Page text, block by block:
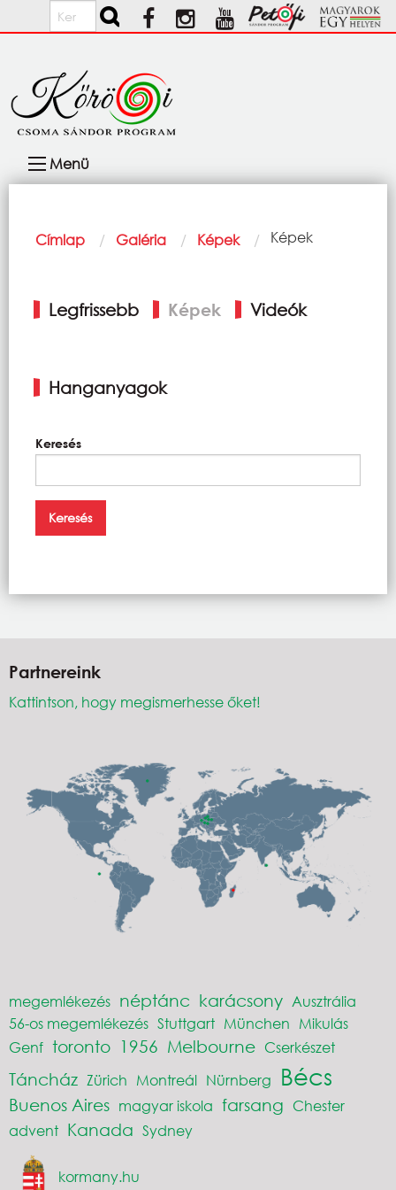
Ugrás a tartalomra
Keresés
navigáció
Menü
Morzsa
Címlap Galéria Képek Current:
Képek
fülek
Legfrissebb Képek Videók
Hanganyagok
Keresés
Partnereink
Kattintson, hogy megismerhesse őket!
megemlékezés néptánc karácsony Ausztrália
56-os megemlékezés Stuttgart München Mikulás
Genf toronto 1956 Melbourne Cserkészet
Táncház Zürich Montreál Nürnberg Bécs
Buenos Aires magyar iskola farsang Chester
advent Kanada Sydney
kormany.hu